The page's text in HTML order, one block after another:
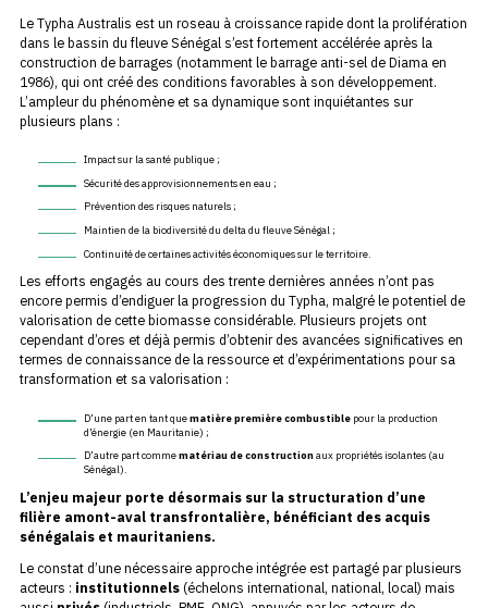
Le Typha Australis est un roseau à croissance rapide dont la prolifération
dans le bassin du fleuve Sénégal s’est fortement accélérée après la
construction de barrages (notamment le barrage anti-sel de Diama en
1986), qui ont créé des conditions favorables à son développement.
L’ampleur du phénomène et sa dynamique sont inquiétantes sur
plusieurs plans :
Impact sur la santé publique ;
Sécurité des approvisionnements en eau ;
Prévention des risques naturels ;
Maintien de la biodiversité du delta du fleuve Sénégal ;
Continuité de certaines activités économiques sur le territoire.
Les efforts engagés au cours des trente dernières années n’ont pas
encore permis d’endiguer la progression du Typha, malgré le potentiel de
valorisation de cette biomasse considérable. Plusieurs projets ont
cependant d’ores et déjà permis d’obtenir des avancées significatives en
termes de connaissance de la ressource et d’expérimentations pour sa
transformation et sa valorisation :
D’une part en tant quematière première combustible pour la production
d’énergie (en Mauritanie) ;
D’autre part commematériau de constructionaux propriétés isolantes (au
Sénégal).
L’enjeu majeur porte désormais sur la structuration d’une
filière amont-aval transfrontalière, bénéficiant des acquis
sénégalais et mauritaniens.
Le constat d’une nécessaire approche intégrée est partagé par plusieurs
acteurs : institutionnels(échelons international, national, local) mais